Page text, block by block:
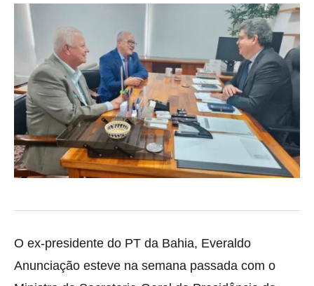
O ex-presidente do PT da Bahia, Everaldo
Anunciação esteve na semana passada com o